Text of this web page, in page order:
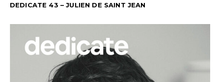
DEDICATE 43 – JULIEN DE SAINT JEAN